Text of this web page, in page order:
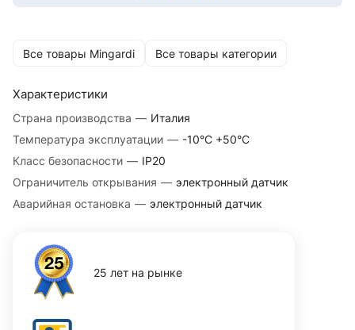
Все товары Mingardi Все товары категории
Характеристики
Страна производства — Италия
Температура эксплуатации — -10°С +50°С
Класс безопасности — IP20
Ограничитель открывания — электронный датчик
Аварийная остановка — электронный датчик
25 лет на рынке